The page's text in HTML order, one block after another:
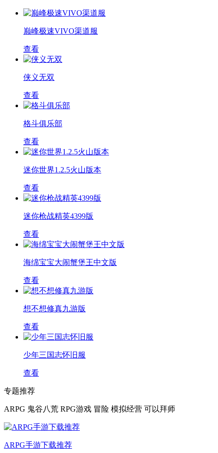
巅峰极速VIVO渠道服
查看
侠义无双
查看
格斗俱乐部
查看
迷你世界1.2.5火山版本
查看
迷你枪战精英4399版
查看
海绵宝宝大闹蟹堡王中文版
查看
想不想修真九游版
查看
少年三国志怀旧服
查看
专题推荐
ARPG 鬼谷八荒 RPG游戏 冒险 模拟经营 可以拜师
ARPG手游下载推荐